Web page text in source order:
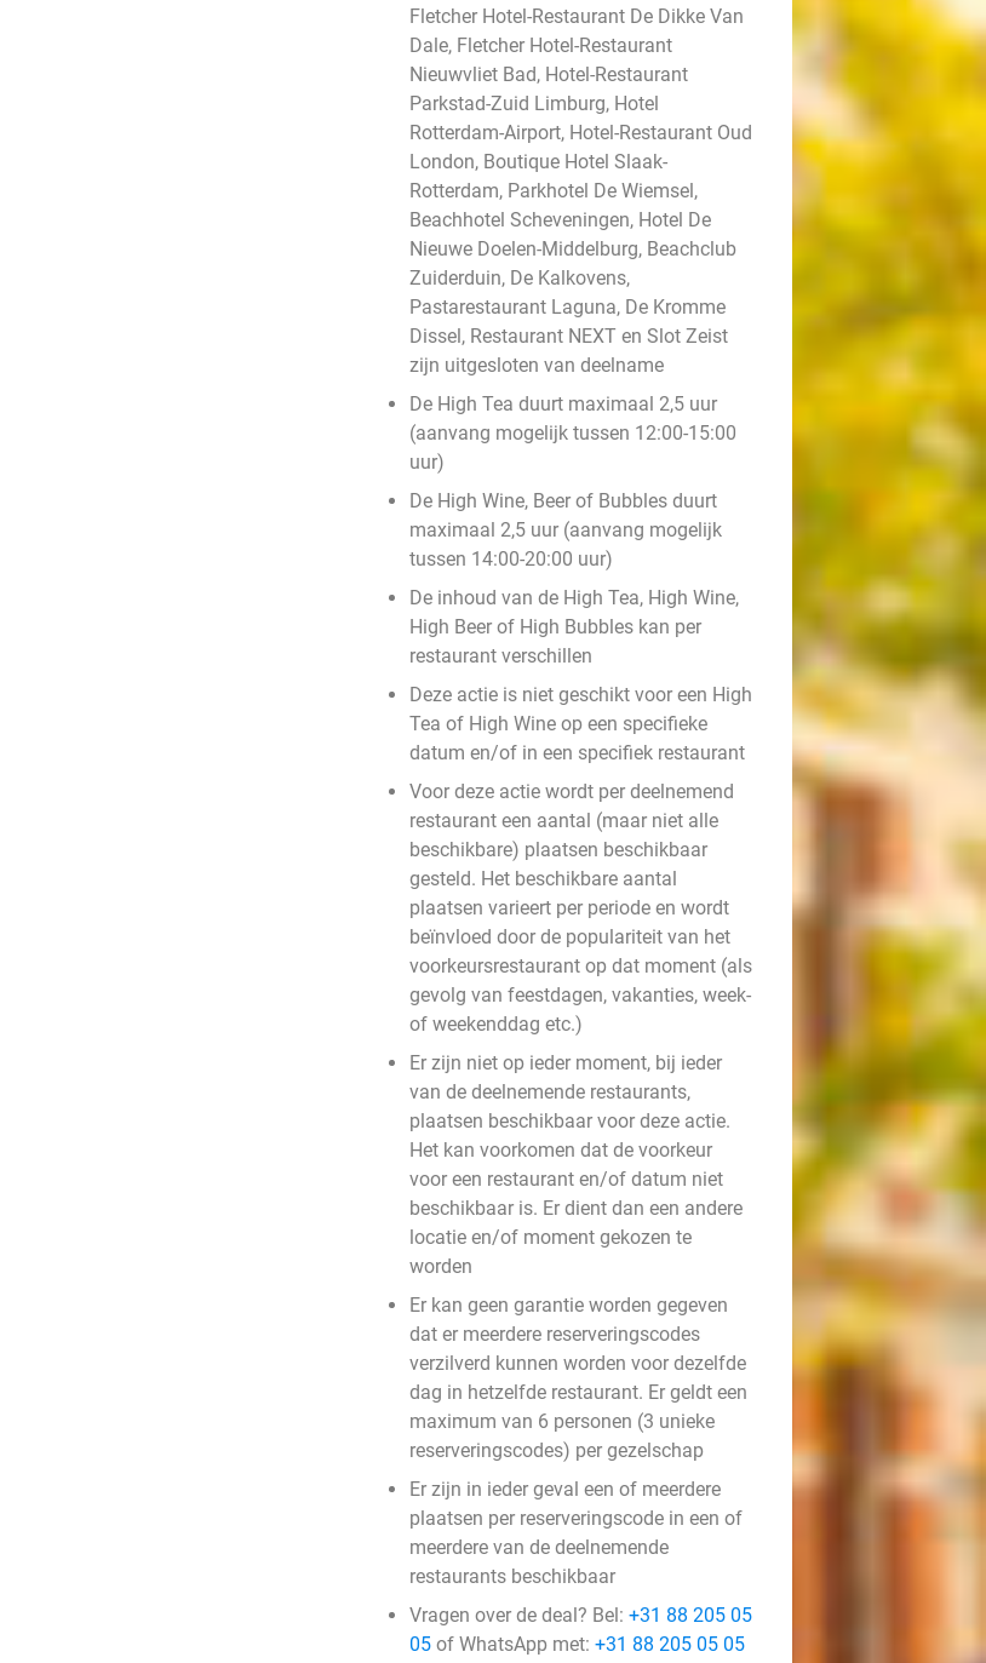
Fletcher Hotel-Restaurant De Dikke Van
Dale, Fletcher Hotel-Restaurant
Nieuwvliet Bad, Hotel-Restaurant
Parkstad-Zuid Limburg, Hotel
Rotterdam-Airport, Hotel-Restaurant Oud
London, Boutique Hotel Slaak-
Rotterdam, Parkhotel De Wiemsel,
Beachhotel Scheveningen, Hotel De
Nieuwe Doelen-Middelburg, Beachclub
Zuiderduin, De Kalkovens,
Pastarestaurant Laguna, De Kromme
Dissel, Restaurant NEXT en Slot Zeist
zijn uitgesloten van deelname
De High Tea duurt maximaal 2,5 uur
(aanvang mogelijk tussen 12:00-15:00
uur)
De High Wine, Beer of Bubbles duurt
maximaal 2,5 uur (aanvang mogelijk
tussen 14:00-20:00 uur)
De inhoud van de High Tea, High Wine,
High Beer of High Bubbles kan per
restaurant verschillen
Deze actie is niet geschikt voor een High
Tea of High Wine op een specifieke
datum en/of in een specifiek restaurant
Voor deze actie wordt per deelnemend
restaurant een aantal (maar niet alle
beschikbare) plaatsen beschikbaar
gesteld. Het beschikbare aantal
plaatsen varieert per periode en wordt
beïnvloed door de populariteit van het
voorkeursrestaurant op dat moment (als
gevolg van feestdagen, vakanties, week-
of weekenddag etc.)
Er zijn niet op ieder moment, bij ieder
van de deelnemende restaurants,
plaatsen beschikbaar voor deze actie.
Het kan voorkomen dat de voorkeur
voor een restaurant en/of datum niet
beschikbaar is. Er dient dan een andere
locatie en/of moment gekozen te
worden
Er kan geen garantie worden gegeven
dat er meerdere reserveringscodes
verzilverd kunnen worden voor dezelfde
dag in hetzelfde restaurant. Er geldt een
maximum van 6 personen (3 unieke
reserveringscodes) per gezelschap
Er zijn in ieder geval een of meerdere
plaatsen per reserveringscode in een of
meerdere van de deelnemende
restaurants beschikbaar
Vragen over de deal? Bel: +31 88 205 05
05 of WhatsApp met: +31 88 205 05 05